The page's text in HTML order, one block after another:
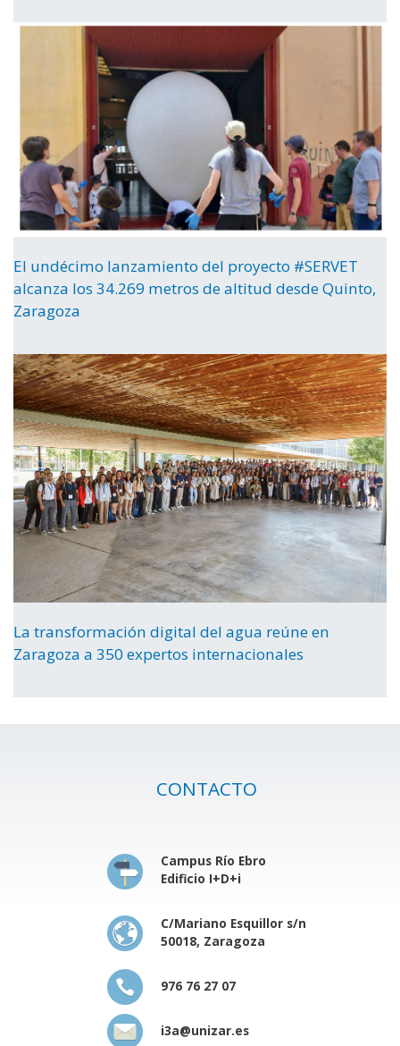
El undécimo lanzamiento del proyecto #SERVET
alcanza los 34.269 metros de altitud desde Quinto,
Zaragoza
La transformación digital del agua reúne en
Zaragoza a 350 expertos internacionales
CONTACTO
Campus Río Ebro
Edificio I+D+i
C/Mariano Esquillor s/n
50018, Zaragoza
976 76 27 07
i3a@unizar.es